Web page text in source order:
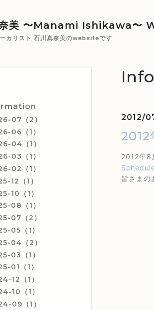
奈美 〜Manami Ishikawa〜
カリスト 石川真奈美のwebsiteです
07（2）
06（1）
04（1）
03（1）
02（1）
12（1）
10（1）
08（1）
07（2）
05（1）
04（2）
03（1）
01（1）
12（1）
10（1）
09（1）
2012/
2012
2012年8
皆さまの